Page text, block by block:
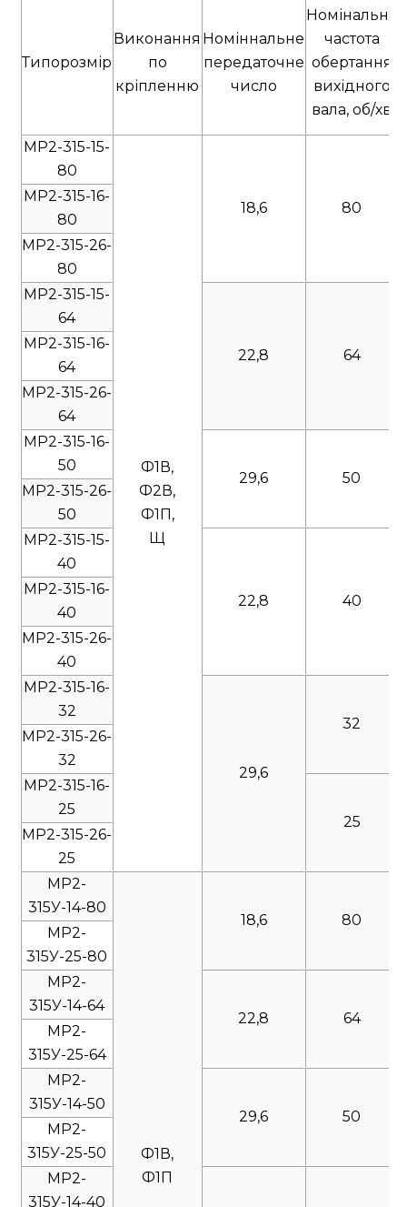
Типорозмір
Виконання
по
кріпленню
Номіннальне
передаточне
число
Номінальна
частота
обертання
вихідного
вала, об/хв
МР2-315-15-
80
Ф1В,
Ф2В,
Ф1П,
Щ
18,6 80
МР2-315-16-
80
МР2-315-26-
80
МР2-315-15-
64
22,8 64
МР2-315-16-
64
МР2-315-26-
64
МР2-315-16-
50
29,6 50
МР2-315-26-
50
МР2-315-15-
40
22,8 40
МР2-315-16-
40
МР2-315-26-
40
МР2-315-16-
32
29,6
32
МР2-315-26-
32
МР2-315-16-
25
25
МР2-315-26-
25
МР2-
315У-14-80
Ф1В,
Ф1П
18,6 80
МР2-
315У-25-80
МР2-
315У-14-64
22,8 64
МР2-
315У-25-64
МР2-
315У-14-50
29,6 50
МР2-
315У-25-50
МР2-
315У-14-40